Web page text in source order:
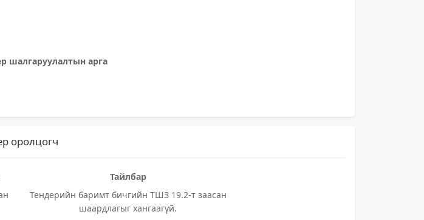
шалгаруулалтын арга
оролцогч
Тайлбар
Тендерийн баримт бичгийн ТШЗ 19.2-т заасан
шаардлагыг хангаагүй.